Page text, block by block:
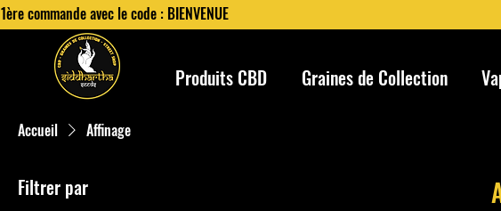
commande avec le code : BIENVENUE
Produits CBD Graines de Collection
Accueil Affinage
Filtrer par